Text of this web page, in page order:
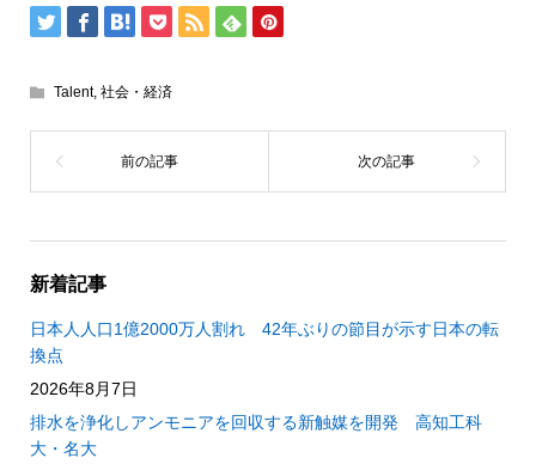
Talent, 社会・経済
新着記事
日本人人口1億2000万人割れ 42年ぶりの節目が示す日本の転
換点
2026年8月7日
排水を浄化しアンモニアを回収する新触媒を開発 高知工科
大・名大